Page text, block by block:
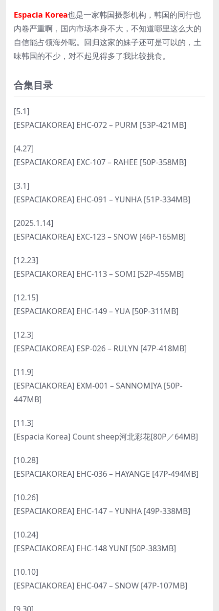
Espacia Korea也是一家韩国摄影机构，韩国的同行也
内卷严重啊，国内市场本身不大，不知道哪里这么大的
自信能占领海外呢。回归这家的妹子还可是可以的，土
味韩国的不少，对不起见得多了我比较挑食。
合集目录
[5.1]
[ESPACIAKOREA] EHC-072 – PURM [53P-421MB]
[4.27]
[ESPACIAKOREA] EXC-107 – RAHEE [50P-358MB]
[3.1]
[ESPACIAKOREA] EHC-091 – YUNHA [51P-334MB]
[2025.1.14]
[ESPACIAKOREA] EXC-123 – SNOW [46P-165MB]
[12.23]
[ESPACIAKOREA] EHC-113 – SOMI [52P-455MB]
[12.15]
[ESPACIAKOREA] EHC-149 – YUA [50P-311MB]
[12.3]
[ESPACIAKOREA] ESP-026 – RULYN [47P-418MB]
[11.9]
[ESPACIAKOREA] EXM-001 – SANNOMIYA [50P-
447MB]
[11.3]
[Espacia Korea] Count sheep河北彩花[80P／64MB]
[10.28]
[ESPACIAKOREA] EHC-036 – HAYANGE [47P-494MB]
[10.26]
[ESPACIAKOREA] EHC-147 – YUNHA [49P-338MB]
[10.24]
[ESPACIAKOREA] EHC-148 YUNI [50P-383MB]
[10.10]
[ESPACIAKOREA] EHC-047 – SNOW [47P-107MB]